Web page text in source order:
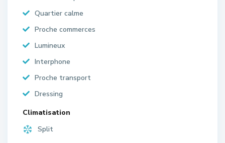
Quartier calme
Proche commerces
Lumineux
Interphone
Proche transport
Dressing
Climatisation
Split